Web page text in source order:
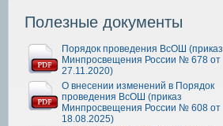
Полезные документы
Порядок проведения ВсОШ (приказ
Минпросвещения России № 678 от
27.11.2020)
О внесении изменений в Порядок
проведения ВсОШ (приказ
Минпросвещения России № 608 от
18.08.2025)